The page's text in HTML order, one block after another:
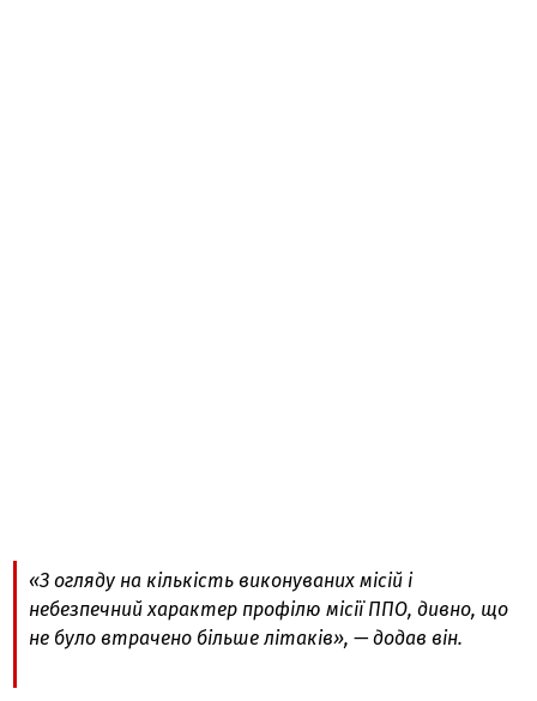
«З огляду на кількість виконуваних місій і
небезпечний характер профілю місії ППО, дивно, що
не було втрачено більше літаків», — додав він.